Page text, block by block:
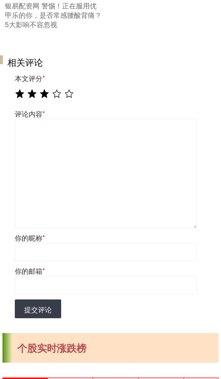
银易配资网 警惕！正在服用优
甲乐的你，是否常感腰酸背痛？
5大影响不容忽视
相关评论
本文评分*
评论内容*
你的昵称*
你的邮箱*
提交评论
个股实时涨跌榜